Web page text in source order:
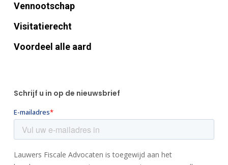
Vennootschap
Visitatierecht
Voordeel alle aard
Schrijf u in op de nieuwsbrief